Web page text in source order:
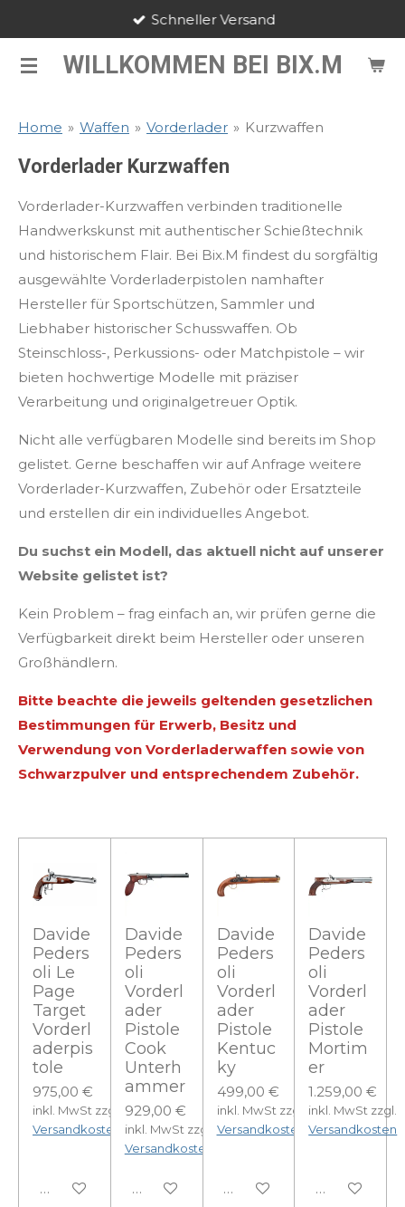
springen WILLKOMMEN BEI BIX.M
Schneller Versand
Home » Waffen » Vorderlader » Kurzwaffen
Vorderlader Kurzwaffen
Vorderlader-Kurzwaffen verbinden traditionelle
Handwerkskunst mit authentischer Schießtechnik
und historischem Flair. Bei Bix.M findest du sorgfältig
ausgewählte Vorderladerpistolen namhafter
Hersteller für Sportschützen, Sammler und
Liebhaber historischer Schusswaffen. Ob
Steinschloss-, Perkussions- oder Matchpistole – wir
bieten hochwertige Modelle mit präziser
Verarbeitung und originalgetreuer Optik.
Nicht alle verfügbaren Modelle sind bereits im Shop
gelistet. Gerne beschaffen wir auf Anfrage weitere
Vorderlader-Kurzwaffen, Zubehör oder Ersatzteile
und erstellen dir ein individuelles Angebot.
Du suchst ein Modell, das aktuell nicht auf unserer
Website gelistet ist?
Kein Problem – frag einfach an, wir prüfen gerne die
Verfügbarkeit direkt beim Hersteller oder unseren
Großhändlern.
Bitte beachte die jeweils geltenden gesetzlichen
Bestimmungen für Erwerb, Besitz und
Verwendung von Vorderladerwaffen sowie von
Schwarzpulver und entsprechendem Zubehör.
Davide
Peders
oli Le
Page
Target
Vorderl
aderpis
tole
975,00 €
inkl. MwSt zzgl.
Versandkosten
In den Warenkorb
Davide
Peders
oli
Vorderl
ader
Pistole
Cook
Unterh
ammer
929,00 €
inkl. MwSt zzgl.
Versandkosten
In den Warenkorb
Davide
Peders
oli
Vorderl
ader
Pistole
Kentuc
ky
499,00 €
inkl. MwSt zzgl.
Versandkosten
In den Warenkorb
Davide
Peders
oli
Vorderl
ader
Pistole
Mortim
er
1.259,00 €
inkl. MwSt zzgl.
Versandkosten
In den